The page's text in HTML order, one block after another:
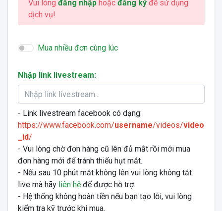
Vui lòng đăng nhậphoặc đăng kýđể sử dụng
dịch vụ!
Mua nhiều đơn cùng lúc
Nhập link livestream:
- Link livestream facebook có dạng:
https://www.facebook.com/username/videos/video
_id/
- Vui lòng chờ đơn hàng cũ lên đủ mắt rồi mới mua
đơn hàng mới để tránh thiếu hụt mắt.
- Nếu sau 10 phút mắt không lên vui lòng không tắt
live mà hãy liên hệđể được hỗ trợ.
- Hệ thống không hoàn tiền nếu bạn tạo lỗi, vui lòng
kiểm tra kỹ trước khi mua.